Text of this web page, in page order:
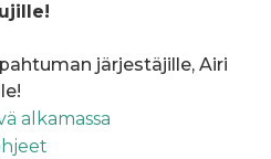
järjestäjille, Airi